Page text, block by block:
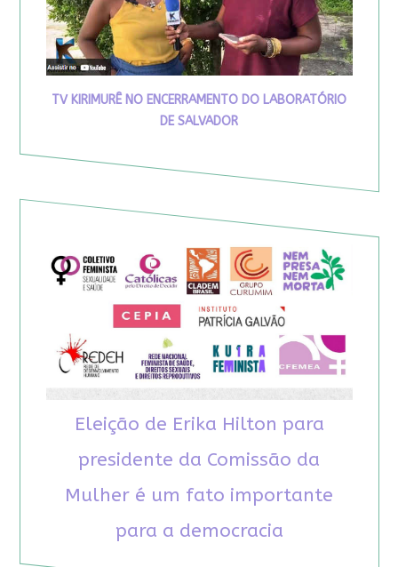
TV KIRIMURÊ NO ENCERRAMENTO DO LABORATÓRIO
DE SALVADOR
Eleição de Erika Hilton para
presidente da Comissão da
Mulher é um fato importante
para a democracia